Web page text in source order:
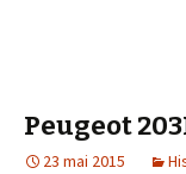
Peugeot
23 mai 2015